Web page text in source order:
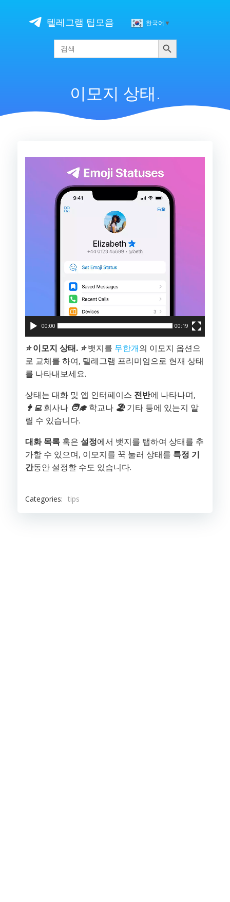
content
텔레그램 팁모음 한국어▼
Search
for:
검색
이모지 상태.
00:00 00:19
⭐️ 이모지 상태. ⭐️뱃지를 무한개의 이모지 옵션으
로 교체를 하여, 텔레그램 프리미엄으로 현재 상태
를 나타내보세요.
상태는 대화 및 앱 인터페이스 전반에 나타나며,
👨‍💻 회사나 🧑‍🎓학교나 🏖️기타 등에 있는지 알
릴 수 있습니다.
대화 목록 혹은 설정에서 뱃지를 탭하여 상태를 추
가할 수 있으며, 이모지를 꾹 눌러 상태를 특정 기
간동안 설정할 수도 있습니다.
Categories: tips